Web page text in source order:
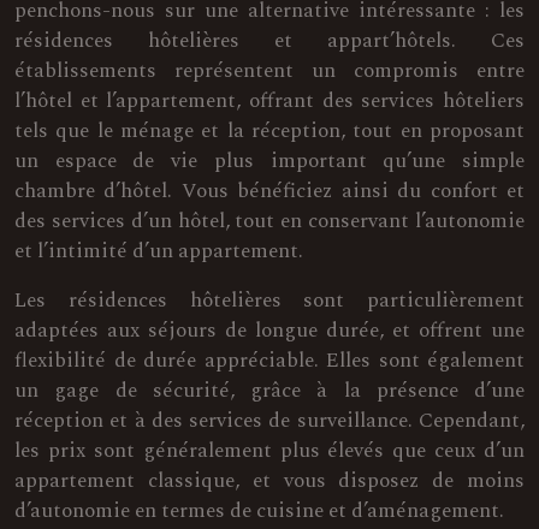
penchons-nous sur une alternative intéressante : les
résidences hôtelières et appart’hôtels. Ces
établissements représentent un compromis entre
l’hôtel et l’appartement, offrant des services hôteliers
tels que le ménage et la réception, tout en proposant
un espace de vie plus important qu’une simple
chambre d’hôtel. Vous bénéficiez ainsi du confort et
des services d’un hôtel, tout en conservant l’autonomie
et l’intimité d’un appartement.
Les résidences hôtelières sont particulièrement
adaptées aux séjours de longue durée, et offrent une
flexibilité de durée appréciable. Elles sont également
un gage de sécurité, grâce à la présence d’une
réception et à des services de surveillance. Cependant,
les prix sont généralement plus élevés que ceux d’un
appartement classique, et vous disposez de moins
d’autonomie en termes de cuisine et d’aménagement.